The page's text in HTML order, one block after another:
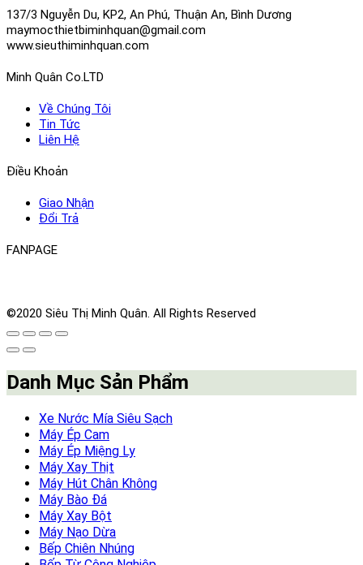
137/3 Nguyễn Du, KP2, An Phú, Thuận An, Bình Dương
maymocthietbiminhquan@gmail.com
www.sieuthiminhquan.com
Minh Quân Co.LTD
Về Chúng Tôi
Tin Tức
Liên Hệ
Điều Khoản
Giao Nhận
Đổi Trả
FANPAGE
©2020 Siêu Thị Minh Quân. All Rights Reserved
Danh Mục Sản Phẩm
Xe Nước Mía Siêu Sạch
Máy Ép Cam
Máy Ép Miệng Ly
Máy Xay Thịt
Máy Hút Chân Không
Máy Bào Đá
Máy Xay Bột
Máy Nạo Dừa
Bếp Chiên Nhúng